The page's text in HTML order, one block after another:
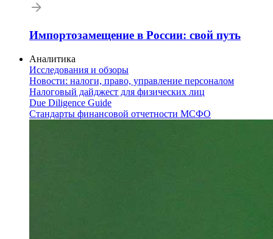
Импортозамещение в России: свой путь
Аналитика
Исследования и обзоры
Новости: налоги, право, управление персоналом
Налоговый дайджест для физических лиц
Due Diligence Guide
Стандарты финансовой отчетности МСФО